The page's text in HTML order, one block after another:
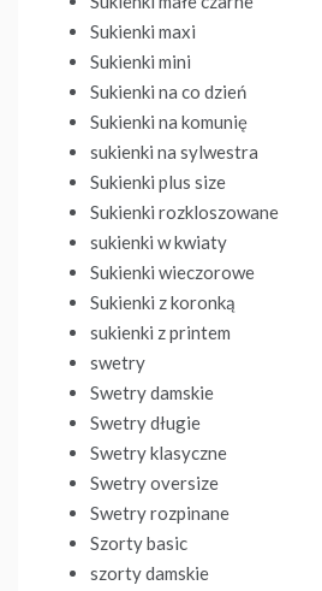
Sukienki maxi
Sukienki mini
Sukienki na co dzień
Sukienki na komunię
sukienki na sylwestra
Sukienki plus size
Sukienki rozkloszowane
sukienki w kwiaty
Sukienki wieczorowe
Sukienki z koronką
sukienki z printem
swetry
Swetry damskie
Swetry długie
Swetry klasyczne
Swetry oversize
Swetry rozpinane
Szorty basic
szorty damskie